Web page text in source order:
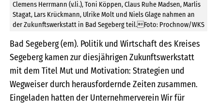
Clemens Herrmann (v.li.), Toni Köppen, Claus Ruhe Madsen, Marlis
Stagat, Lars Krückmann, Ulrike Molt und Niels Glage nahmen an
der Zukunftswerkstatt in Bad Segeberg teil.Foto: Prochnow/WKS
Bad Segeberg (em). Politik und Wirtschaft des Kreises
Segeberg kamen zur diesjährigen Zukunftswerkstatt
mit dem Titel Mut und Motivation: Strategien und
Wegweiser durch herausfordernde Zeiten zusammen.
Eingeladen hatten der Unternehmerverein Wir für